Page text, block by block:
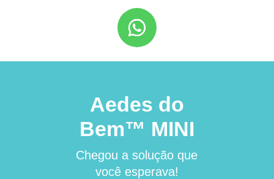
Aedes do
Bem™ MINI
Chegou a solução que
você esperava!